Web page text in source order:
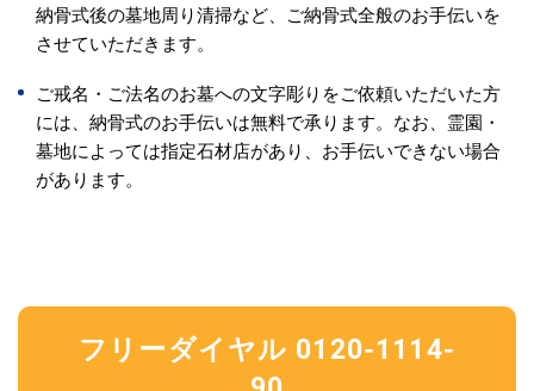
納骨式後の墓地周り清掃など、ご納骨式全般のお手伝いを
させていただきます。
ご戒名・ご法名のお墓への文字彫りをご依頼いただいた方
には、納骨式のお手伝いは無料で承ります。なお、霊園・
墓地によっては指定石材店があり、お手伝いできない場合
があります。
フリーダイヤル 0120-1114-